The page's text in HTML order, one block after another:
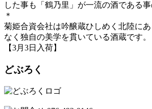
した事も「鶴乃里」が一流の酒である事
＊
菊姫合資会社は吟醸蔵ひしめく北陸に
なく独自の美学を貫いている酒蔵です。
【3月3日入荷】
どぶろく